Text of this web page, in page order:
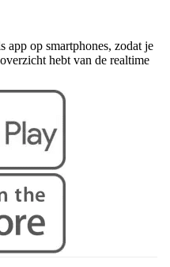
app op smartphones, zodat je
hebt van de realtime